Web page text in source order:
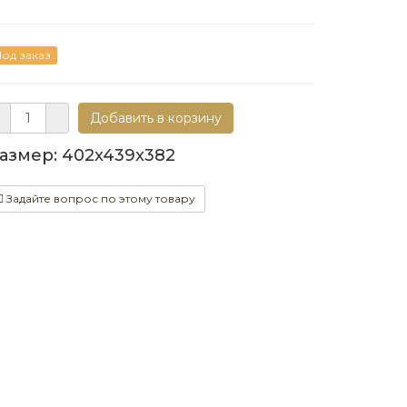
заказ
402x439x382
Задайте вопрос по этому товару